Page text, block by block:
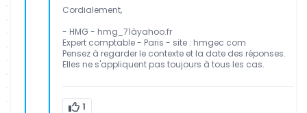
Cordialement,
- HMG - hmg_71àyahoo.fr
Expert comptable - Paris - site : hmgec com
Pensez à regarder le contexte et la date des réponses.
Elles ne s'appliquent pas toujours à tous les cas.
1